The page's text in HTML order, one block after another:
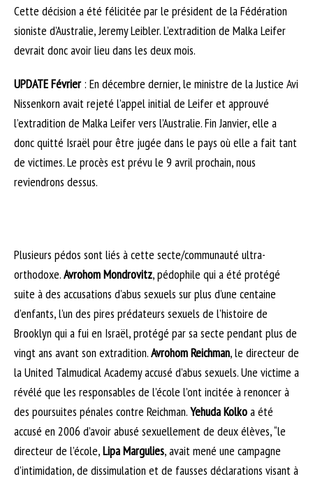
Cette décision a été félicitée par le président de la Fédération
sioniste d’Australie, Jeremy Leibler. L’extradition de Malka Leifer
devrait donc avoir lieu dans les deux mois.
UPDATE Février: En décembre dernier, le ministre de la Justice Avi
Nissenkorn avait rejeté l’appel initial de Leifer et approuvé
l’extradition de Malka Leifer vers l’Australie. Fin Janvier, elle a
donc quitté Israël pour être jugée dans le pays où elle a fait tant
de victimes. Le procès est prévu le 9 avril prochain, nous
reviendrons dessus.
Plusieurs pédos sont liés à cette secte/communauté ultra-
orthodoxe.Avrohom Mondrovitz, pédophile qui a été protégé
suite à des accusations d’abus sexuels sur plus d’une centaine
d’enfants, l’un des pires prédateurs sexuels de l’histoire de
Brooklyn qui a fui en Israël, protégé par sa secte pendant plus de
vingt ans avant son extradition.Avrohom Reichman, le directeur de
la United Talmudical Academy accusé d’abus sexuels. Une victime a
révélé que les responsables de l’école l’ont incitée à renoncer à
des poursuites pénales contre Reichman.Yehuda Kolkoa été
accusé en 2006 d’avoir abusé sexuellement de deux élèves, “le
directeur de l’école,Lipa Margulies, avait mené une campagne
d’intimidation, de dissimulation et de fausses déclarations visant à